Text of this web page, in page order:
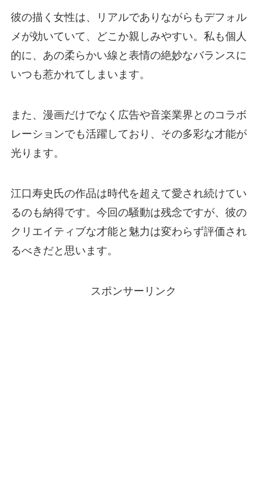
彼の描く女性は、リアルでありながらもデフォル
メが効いていて、どこか親しみやすい。私も個人
的に、あの柔らかい線と表情の絶妙なバランスに
いつも惹かれてしまいます。
また、漫画だけでなく広告や音楽業界とのコラボ
レーションでも活躍しており、その多彩な才能が
光ります。
江口寿史氏の作品は時代を超えて愛され続けてい
るのも納得です。今回の騒動は残念ですが、彼の
クリエイティブな才能と魅力は変わらず評価され
るべきだと思います。
スポンサーリンク